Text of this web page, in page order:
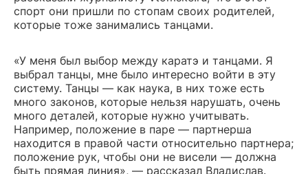
спорт они пришли по стопам своих родителей,
которые тоже занимались танцами.
«У меня был выбор между каратэ и танцами. Я
выбрал танцы, мне было интересно войти в эту
систему. Танцы — как наука, в них тоже есть
много законов, которые нельзя нарушать, очень
много деталей, которые нужно учитывать.
Например, положение в паре — партнерша
находится в правой части относительно партнера;
положение рук, чтобы они не висели — должна
быть прямая линия», — рассказал Владислав.